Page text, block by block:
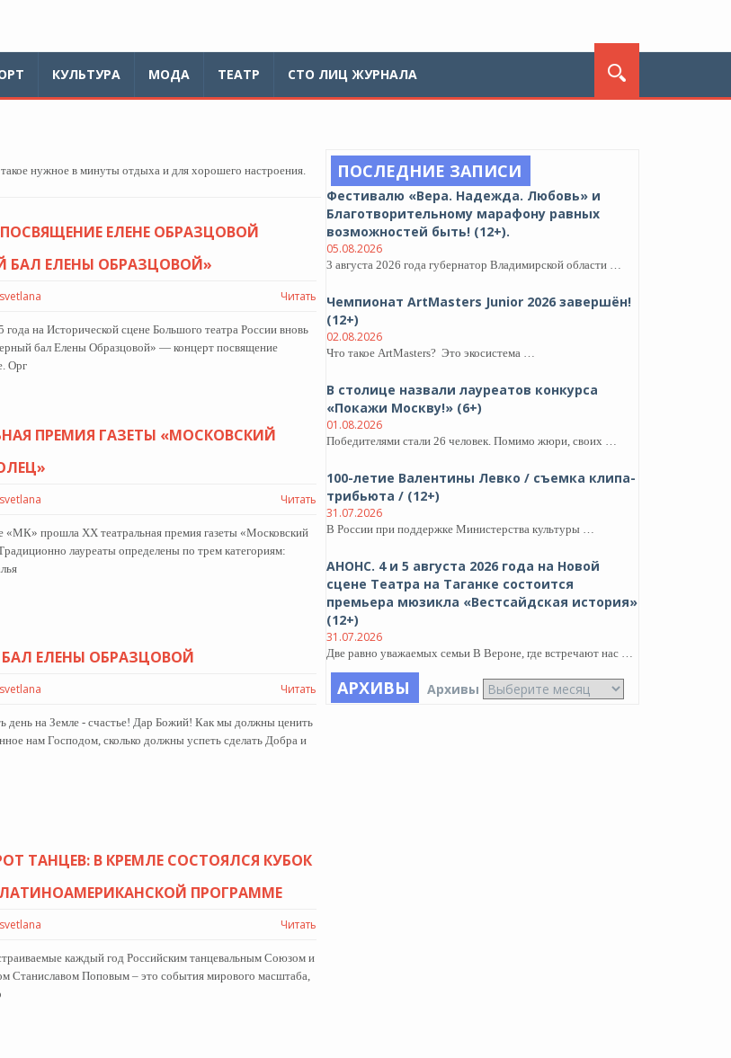
КУЛЬТУРА МОДА ТЕАТР СТО ЛИЦ ЖУРНАЛА
нужное в минуты отдыха и для хорошего настроения.
ЕЛЕНЕ ОБРАЗЦОВОЙ
БАЛ ЕЛЕНЫ ОБРАЗЦОВОЙ»
Читать
года на Исторической сцене Большого театра России вновь
бал Елены Образцовой» — концерт посвящение
Орг
ПРЕМИЯ ГАЗЕТЫ «МОСКОВСКИЙ
Читать
«МК» прошла ХХ театральная премия газеты «Московский
лауреаты определены по трем категориям:
ЕЛЕНЫ ОБРАЗЦОВОЙ
Читать
на Земле - счастье! Дар Божий! Как мы должны ценить
нам Господом, сколько должны успеть сделать Добра и
ТАНЦЕВ: В КРЕМЛЕ СОСТОЯЛСЯ КУБОК
ПРОГРАММЕ
Читать
каждый год Российским танцевальным Союзом и
Станиславом Поповым – это события мирового масштаба,
ПОСЛЕДНИЕ ЗАПИСИ
Фестивалю «Вера. Надежда. Любовь» и
Благотворительному марафону равных
возможностей быть! (12+).
05.08.2026
3 августа 2026 года губернатор Владимирской области …
Чемпионат ArtMasters Junior 2026 завершён!
(12+)
02.08.2026
Что такое ArtMasters? Это экосистема …
В столице назвали лауреатов конкурса
«Покажи Москву!» (6+)
01.08.2026
Победителями стали 26 человек. Помимо жюри, своих …
100-летие Валентины Левко / съемка клипа-
трибьюта / (12+)
31.07.2026
В России при поддержке Министерства культуры …
АНОНС. 4 и 5 августа 2026 года на Новой
сцене Театра на Таганке состоится
премьера мюзикла «Вестсайдская история»
(12+)
31.07.2026
Две равно уважаемых семьи В Вероне, где встречают нас …
АРХИВЫ Архивы